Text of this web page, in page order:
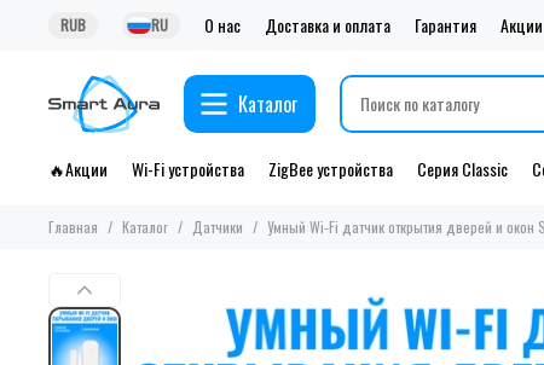
RUB RU О нас Доставка и оплата Гарантия Акции
Каталог
🔥Акции Wi-Fi устройства ZigBee устройства Серия Classic
Главная Каталог Датчики Умный Wi-Fi датчик открытия дверей и окон